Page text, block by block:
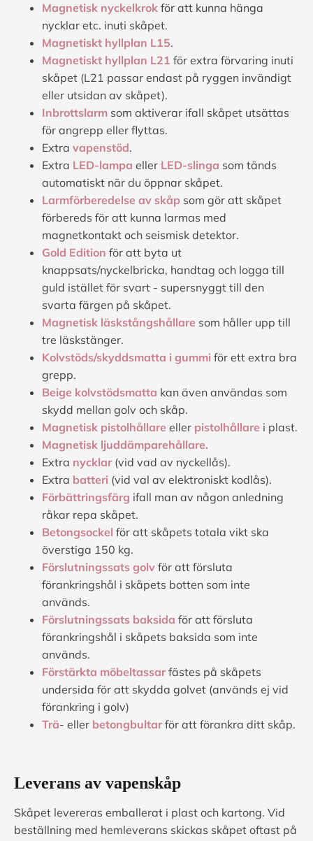
Magnetisk nyckelkrok för att kunna hänga
nycklar etc. inuti skåpet.
Magnetiskt hyllplan L15.
Magnetiskt hyllplan L21 för extra förvaring inuti
skåpet (L21 passar endast på ryggen invändigt
eller utsidan av skåpet).
Inbrottslarm som aktiverar ifall skåpet utsättas
för angrepp eller flyttas.
Extra vapenstöd.
Extra LED-lampa eller LED-slinga som tänds
automatiskt när du öppnar skåpet.
Larmförberedelse av skåp som gör att skåpet
förbereds för att kunna larmas med
magnetkontakt och seismisk detektor.
Gold Edition för att byta ut
knappsats/nyckelbricka, handtag och logga till
guld istället för svart - supersnyggt till den
svarta färgen på skåpet.
Magnetisk läskstångshållare som håller upp till
tre läskstänger.
Kolvstöds/skyddsmatta i gummi för ett extra bra
grepp.
Beige kolvstödsmatta kan även användas som
skydd mellan golv och skåp.
Magnetisk pistolhållare eller pistolhållare i plast.
Magnetisk ljuddämparehållare.
Extra nycklar(vid vad av nyckellås).
Extra batteri (vid val av elektroniskt kodlås).
Förbättringsfärg ifall man av någon anledning
råkar repa skåpet.
Betongsockel för att skåpets totala vikt ska
överstiga 150 kg.
Förslutningssats golv för att försluta
förankringshål i skåpets botten som inte
används.
Förslutningssats baksida för att försluta
förankringshål i skåpets baksida som inte
används.
Förstärkta möbeltassarfästes på skåpets
undersida för att skydda golvet (används ej vid
förankring i golv)
Trä- eller betongbultarför att förankra ditt skåp.
Leverans av vapenskåp
Skåpet levereras emballerat i plast och kartong. Vid
beställning med hemleverans skickas skåpet oftast på